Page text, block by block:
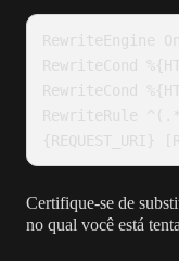
RewriteEngine On
RewriteCond
RewriteCond
RewriteRule
{REQUEST_URI}
Certifique-se de
no qual você está